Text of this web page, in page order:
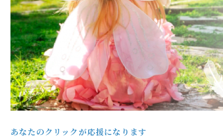
あなたのクリックが応援になります